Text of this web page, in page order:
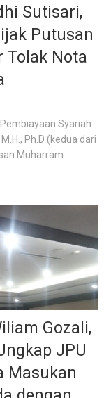
Sutisari,
Putusan
Tolak Nota
Syariah
Ph.D (kedua dari
Muharram...
Gozali,
JPU
Masukan